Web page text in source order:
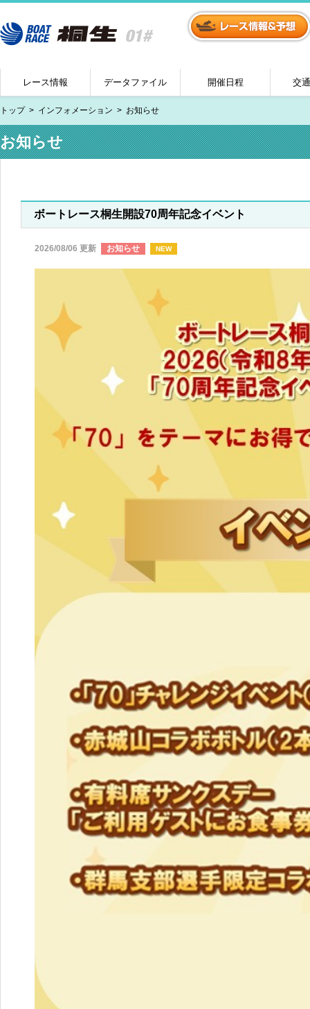
レース情報 データファイル 開催日程 交
トップ インフォメーション お知らせ
お知らせ
ボートレース桐生開設70周年記念イベント
2026/08/06 更新 お知らせ NEW